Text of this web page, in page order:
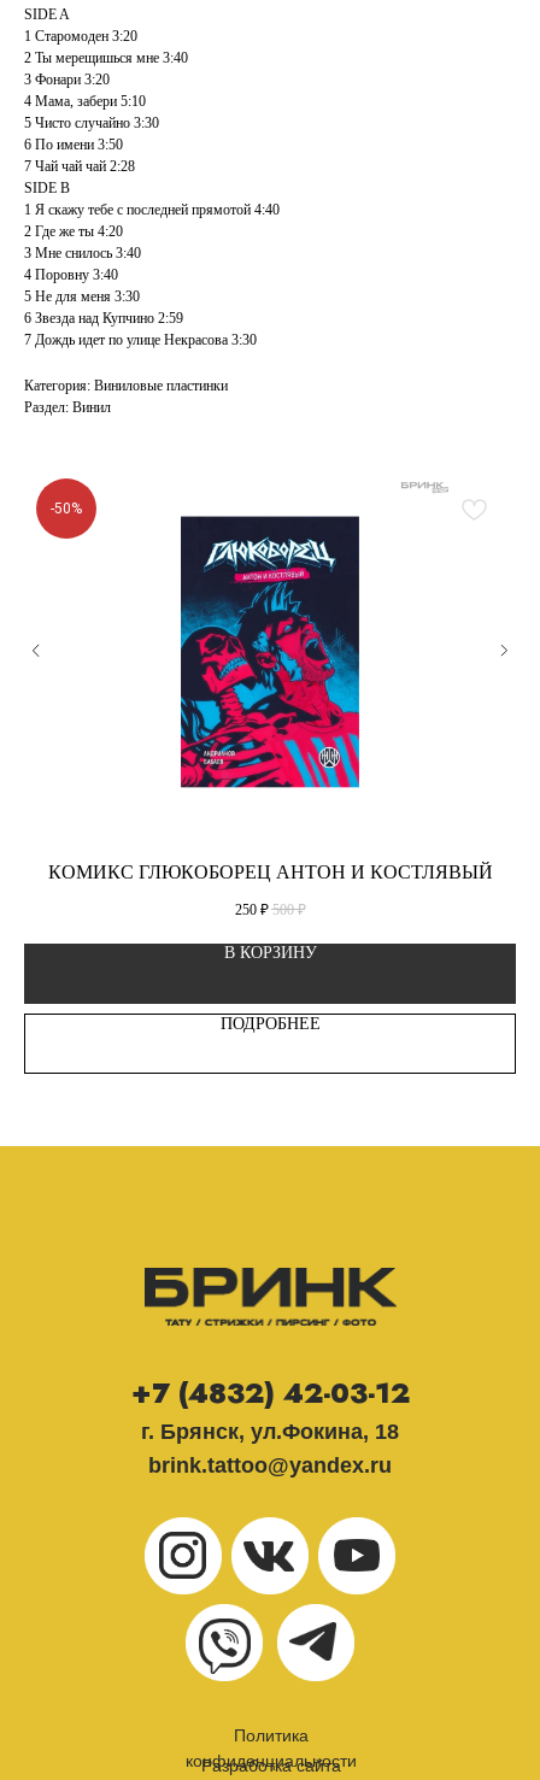
SIDE A
1 Старомоден 3:20
2 Ты мерещишься мне 3:40
3 Фонари 3:20
4 Мама, забери 5:10
5 Чисто случайно 3:30
6 По имени 3:50
7 Чай чай чай 2:28
SIDE B
1 Я скажу тебе с последней прямотой 4:40
2 Где же ты 4:20
3 Мне снилось 3:40
4 Поровну 3:40
5 Не для меня 3:30
6 Звезда над Купчино 2:59
7 Дождь идет по улице Некрасова 3:30
Категория: Виниловые пластинки
Раздел: Винил
-50%
КОМИКС ГЛЮКОБОРЕЦ АНТОН И КОСТЛЯВЫЙ
250 ₽ 500 ₽
В КОРЗИНУ
ПОДРОБНЕЕ
г. Брянск, ул.Фокина, 18
brink.tattoo@yandex.ru
+7 (4832) 42-03-12
Политика
конфиденциальности
Разработка сайта